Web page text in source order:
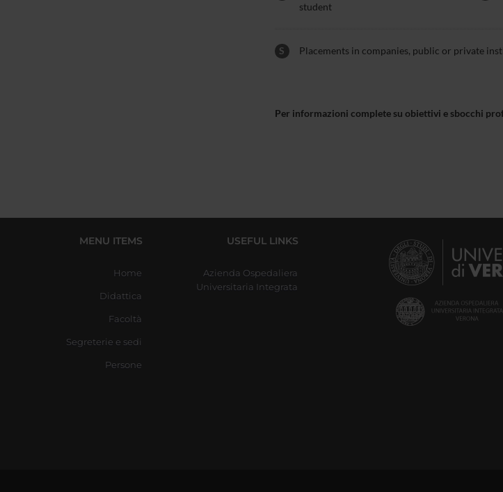
student
S Placements in companies, public or private
Per informazioni complete su obiettivi e sbocchi
MENU ITEMS
Home
Didattica
Facoltà
Segreterie e sedi
Persone
USEFUL LINKS
Azienda Ospedaliera
Universitaria Integrata